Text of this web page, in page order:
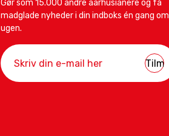
Gør som 15.000 andre aarhusianere og få
madglade nyheder i din indboks én gang om
ugen.